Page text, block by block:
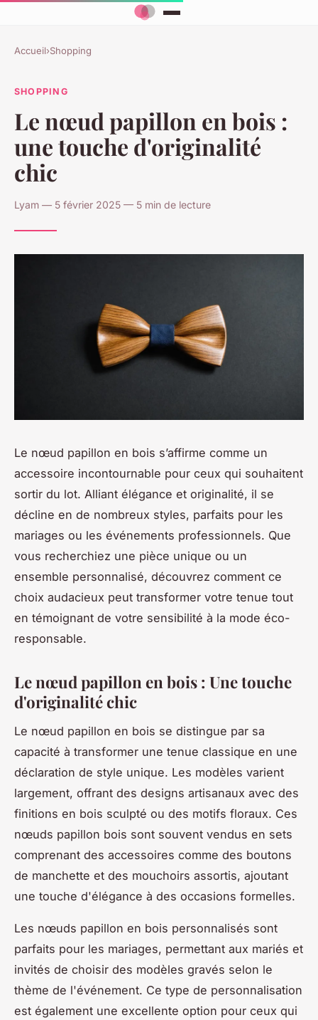
Accueil›Shopping
SHOPPING
Le nœud papillon en bois :
une touche d'originalité
chic
Lyam — 5 février 2025 — 5 min de lecture
Le nœud papillon en bois s’affirme comme un
accessoire incontournable pour ceux qui souhaitent
sortir du lot. Alliant élégance et originalité, il se
décline en de nombreux styles, parfaits pour les
mariages ou les événements professionnels. Que
vous recherchiez une pièce unique ou un
ensemble personnalisé, découvrez comment ce
choix audacieux peut transformer votre tenue tout
en témoignant de votre sensibilité à la mode éco-
responsable.
Le nœud papillon en bois : Une touche
d'originalité chic
Le nœud papillon en bois se distingue par sa
capacité à transformer une tenue classique en une
déclaration de style unique. Les modèles varient
largement, offrant des designs artisanaux avec des
finitions en bois sculpté ou des motifs floraux. Ces
nœuds papillon bois sont souvent vendus en sets
comprenant des accessoires comme des boutons
de manchette et des mouchoirs assortis, ajoutant
une touche d'élégance à des occasions formelles.
Les nœuds papillon en bois personnalisés sont
parfaits pour les mariages, permettant aux mariés et
invités de choisir des modèles gravés selon le
thème de l'événement. Ce type de personnalisation
est également une excellente option pour ceux qui